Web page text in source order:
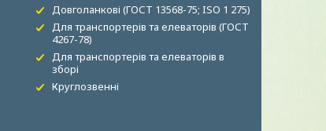
Довголанкові (ГОСТ 13568-75; ISO 1 275)
Для транспортерів та елеваторів (ГОСТ
4267-78)
Для транспортерів та елеваторів в
зборі
Круглозвенні